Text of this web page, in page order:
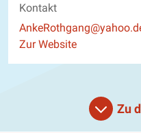
Kontakt
E-Mail
Website
Zur Website
Zu